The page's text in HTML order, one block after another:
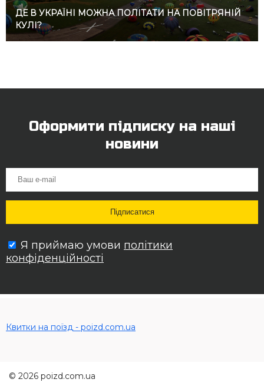
ДЕ В УКРАЇНІ МОЖНА ПОЛІТАТИ НА ПОВІТРЯНІЙ
КУЛІ?
Оформити підписку на наші
новини
Я приймаю умови політики
конфіденційності
Квитки на поїзд - poizd.com.ua
© 2026 poizd.com.ua